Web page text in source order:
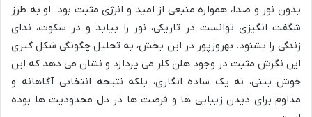
بدون نور و صدا، همواره منبعی از امید و انرژی مثبت بود. او به طرز
شگفت انگیزی توانست در تاریکی، نور را بیابد و در سکوت، ندای
زندگی را بشنود. بهروزپور در این بخش، به تحلیل چگونگی شکل گیری
این نگرش مثبت در وجود هلن کلر می پردازد و نشان می دهد که این
خوش بینی، نه یک ساده انگاری، بلکه نتیجه انتخابی آگاهانه و
مداوم برای دیدن زیبایی ها و فرصت ها در دل محدودیت ها بوده